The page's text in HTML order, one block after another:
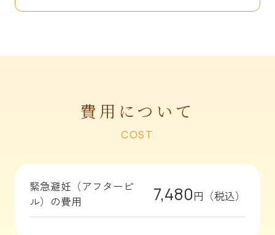
費用について
COST
緊急避妊（アフターピ
ル）の費用
7,480円（税込）